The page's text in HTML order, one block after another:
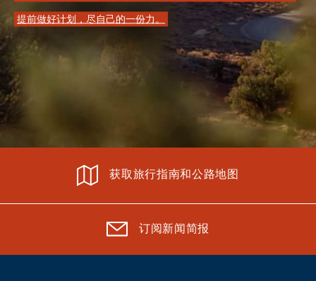
提前做好计划，尽自己的一份力。
获取旅行指南和公路地图
订阅新闻简报